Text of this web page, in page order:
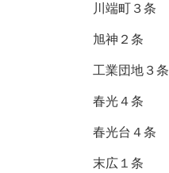
川端町３条
旭神２条
工業団地３条
春光４条
春光台４条
末広１条